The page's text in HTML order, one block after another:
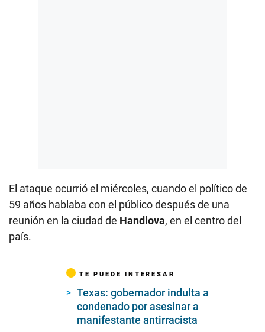
El ataque ocurrió el miércoles, cuando el político de
59 años hablaba con el público después de una
reunión en la ciudad de Handlova, en el centro del
país.
TE PUEDE INTERESAR
Texas: gobernador indulta a
condenado por asesinar a
manifestante antirracista